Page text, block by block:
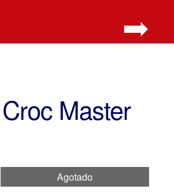
Master
Agotado